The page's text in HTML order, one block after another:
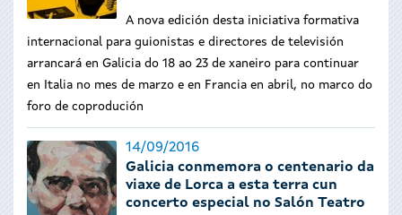
A nova edición desta iniciativa formativa
internacional para guionistas e directores de televisión
arrancará en Galicia do 18 ao 23 de xaneiro para continuar
en Italia no mes de marzo e en Francia en abril, no marco do
foro de coprodución
14/09/2016
Galicia conmemora o centenario da
viaxe de Lorca a esta terra cun
concerto especial no Salón Teatro